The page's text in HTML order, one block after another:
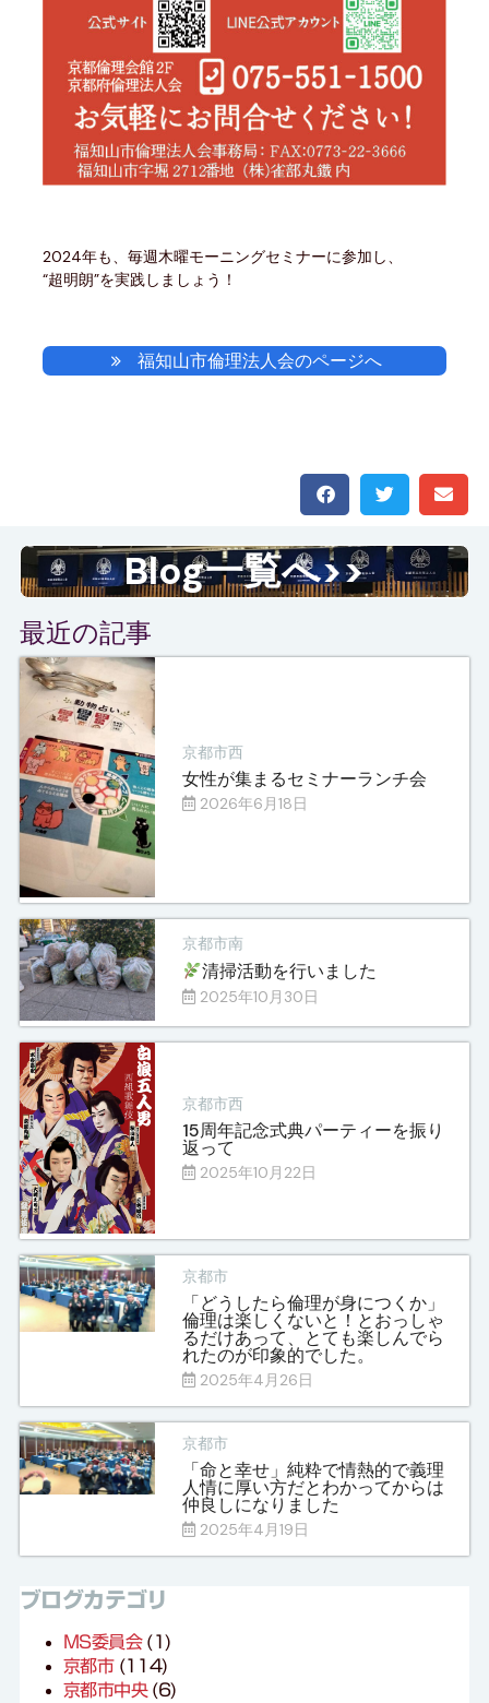
2024年も、毎週木曜モーニングセミナーに参加し、
“超明朗”を実践しましょう！
福知山市倫理法人会のページへ
Blog一覧へ>>
最近の記事
京都市西
女性が集まるセミナーランチ会
2026年6月18日
京都市南
清掃活動を行いました
2025年10月30日
京都市西
15周年記念式典パーティーを振り
返って
2025年10月22日
京都市
「どうしたら倫理が身につくか」
倫理は楽しくないと！とおっしゃ
るだけあって、とても楽しんでら
れたのが印象的でした。
2025年4月26日
京都市
「命と幸せ」純粋で情熱的で義理
人情に厚い方だとわかってからは
仲良しになりました
2025年4月19日
ブログカテゴリ
MS委員会(1)
京都市(114)
京都市中央(6)